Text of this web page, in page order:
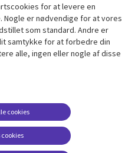
Support
Accessibility
Suppliers
Change consent
for at levere en
er nødvendige for at vores
som standard. Andre er
samtykke for at forbedre din
alle, ingen eller nogle af disse
cookies